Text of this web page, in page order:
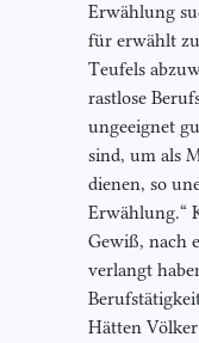
Erwählung
für erwählt zu
Teufels
rastlose
ungeeignet
sind, um als
dienen, so
Erwählung.“
Gewiß, nach
verlangt
Hätten